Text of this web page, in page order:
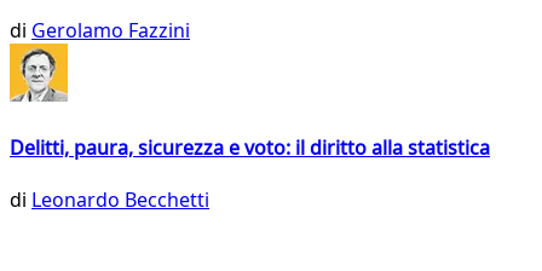
di Gerolamo Fazzini
Delitti, paura, sicurezza e voto: il diritto alla statistica
di Leonardo Becchetti